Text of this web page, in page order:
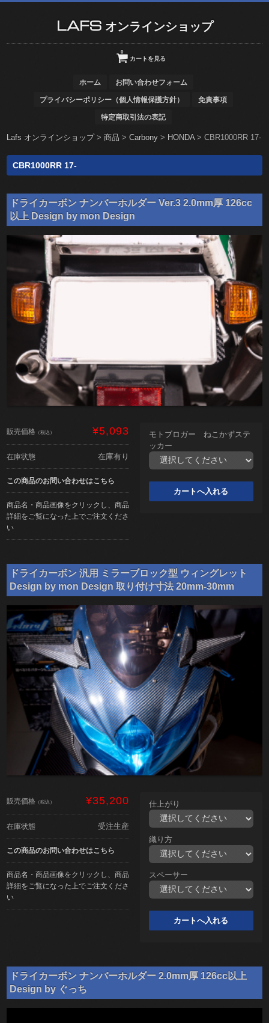
LAFS オンラインショップ
カートを見る
0
ホーム お問い合わせフォーム
プライバシーポリシー（個人情報保護方針） 免責事項
特定商取引法の表記
Lafs オンラインショップ>商品 >Carbony > HONDA>CBR1000RR 17-
CBR1000RR 17-
ドライカーボン ナンバーホルダー Ver.3 2.0mm厚 126cc
以上 Design by mon Design
販売価格 （税込） ¥5,093
在庫状態 在庫有り
この商品のお問い合わせはこちら
商品名・商品画像をクリックし、商品
詳細をご覧になった上でご注文くださ
い
モトブロガー ねこかずステ
ッカー
ドライカーボン 汎用 ミラーブロック型 ウィングレット
Design by mon Design 取り付け寸法 20mm-30mm
販売価格 （税込） ¥35,200
在庫状態 受注生産
この商品のお問い合わせはこちら
商品名・商品画像をクリックし、商品
詳細をご覧になった上でご注文くださ
い
仕上がり
織り方
スペーサー
ドライカーボン ナンバーホルダー 2.0mm厚 126cc以上
Design by ぐっち